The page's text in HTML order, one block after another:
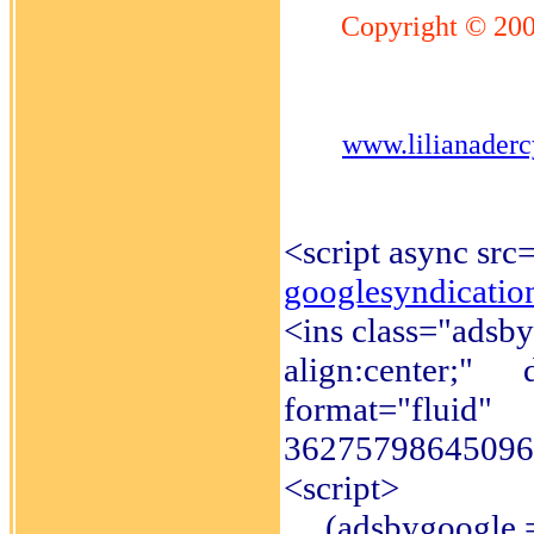
Copyright ©
<script async
<ins
align:center;"
format="fluid"
<script>